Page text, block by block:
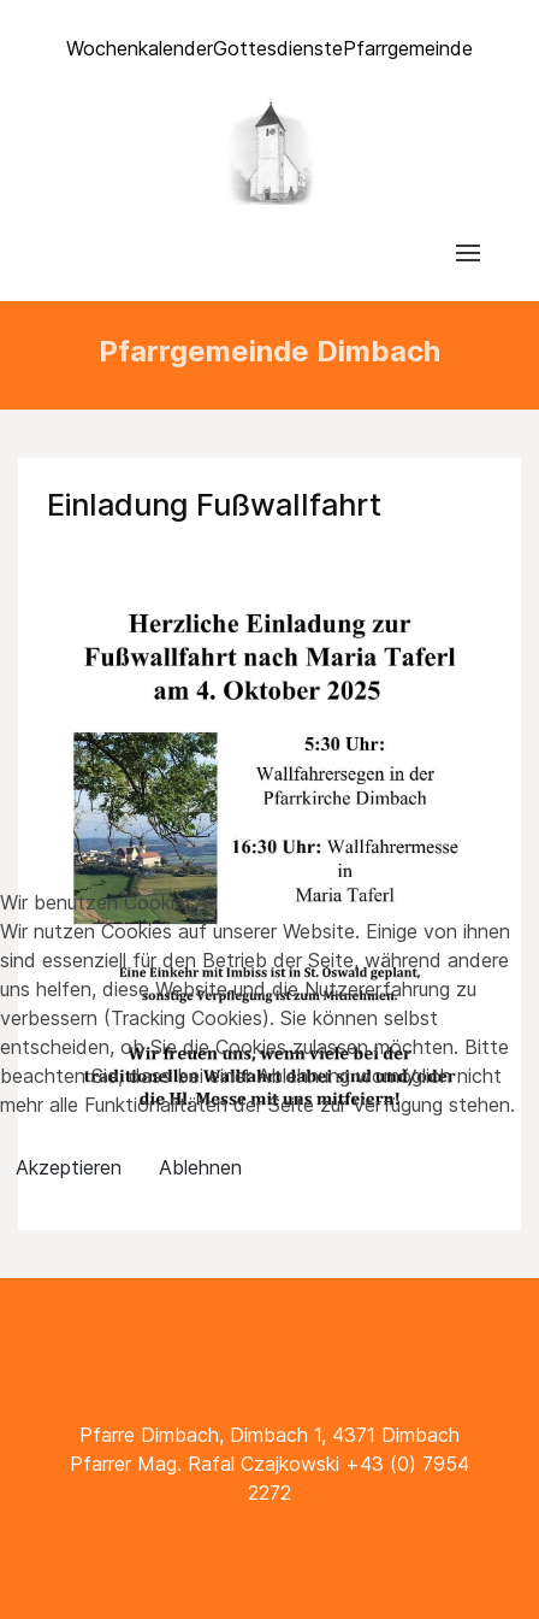
WochenkalenderGottesdienstePfarrgemeinde
Pfarrgemeinde Dimbach
Einladung Fußwallfahrt
Pfarre Dimbach, Dimbach 1, 4371 Dimbach
Pfarrer Mag. Rafal Czajkowski +43 (0) 7954
2272
Wir benutzen Cookies
Wir nutzen Cookies auf unserer Website. Einige von ihnen
sind essenziell für den Betrieb der Seite, während andere
uns helfen, diese Website und die Nutzererfahrung zu
verbessern (Tracking Cookies). Sie können selbst
entscheiden, ob Sie die Cookies zulassen möchten. Bitte
beachten Sie, dass bei einer Ablehnung womöglich nicht
mehr alle Funktionalitäten der Seite zur Verfügung stehen.
Akzeptieren Ablehnen